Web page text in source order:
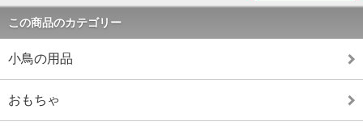
この商品のカテゴリー
小鳥の用品
おもちゃ